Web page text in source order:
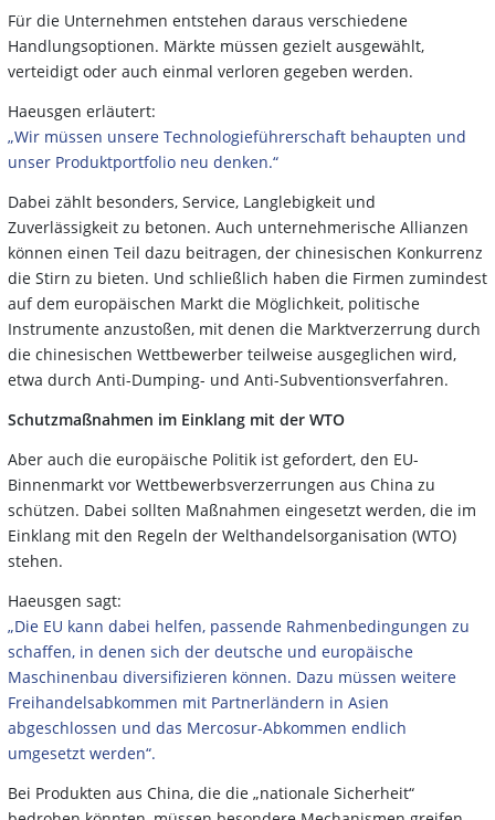
Für die Unternehmen entstehen daraus verschiedene
Handlungsoptionen. Märkte müssen gezielt ausgewählt,
verteidigt oder auch einmal verloren gegeben werden.
Haeusgen erläutert:
„Wir müssen unsere Technologieführerschaft behaupten und
unser Produktportfolio neu denken.“
Dabei zählt besonders, Service, Langlebigkeit und
Zuverlässigkeit zu betonen. Auch unternehmerische Allianzen
können einen Teil dazu beitragen, der chinesischen Konkurrenz
die Stirn zu bieten. Und schließlich haben die Firmen zumindest
auf dem europäischen Markt die Möglichkeit, politische
Instrumente anzustoßen, mit denen die Marktverzerrung durch
die chinesischen Wettbewerber teilweise ausgeglichen wird,
etwa durch Anti-Dumping- und Anti-Subventionsverfahren.
Schutzmaßnahmen im Einklang mit der WTO
Aber auch die europäische Politik ist gefordert, den EU-
Binnenmarkt vor Wettbewerbsverzerrungen aus China zu
schützen. Dabei sollten Maßnahmen eingesetzt werden, die im
Einklang mit den Regeln der Welthandelsorganisation (WTO)
stehen.
Haeusgen sagt:
„Die EU kann dabei helfen, passende Rahmenbedingungen zu
schaffen, in denen sich der deutsche und europäische
Maschinenbau diversifizieren können. Dazu müssen weitere
Freihandelsabkommen mit Partnerländern in Asien
abgeschlossen und das Mercosur-Abkommen endlich
umgesetzt werden“.
Bei Produkten aus China, die die „nationale Sicherheit“